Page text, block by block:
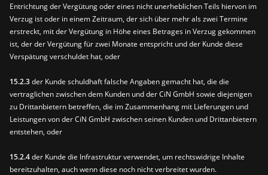
Entrichtung der Vergütung oder eines nicht unerheblichen Teils hiervon im
Verzug ist oder in einem Zeitraum, der sich über mehr als zwei Termine
erstreckt, mit der Vergütung in Höhe eines Betrages in Verzug gekommen
ist, der der Vergütung für zwei Monate entspricht und der Kunde diese
Verspätung verschuldet hat, oder
15.2.3der Kunde schuldhaft falsche Angaben gemacht hat, die die
vertraglichen zwischen dem Kunden und der CiN GmbH sowie diejenigen
zu Drittanbietern betreffen, die im Zusammenhang mit Lieferungen und
Leistungen von der CiN GmbH zwischen seinen Kunden und Drittanbietern
entstehen, oder
15.2.4der Kunde die Infrastruktur verwendet, um rechtswidrige Inhalte
bereitzuhalten, auch wenn diese noch nicht verbreitet wurden.